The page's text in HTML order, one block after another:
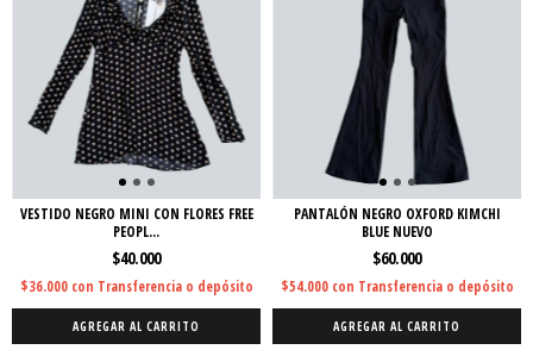
VESTIDO NEGRO MINI CON FLORES FREE
PEOPL...
$40.000
$36.000 con Transferencia o depósito
AGREGAR AL CARRITO
PANTALÓN NEGRO OXFORD KIMCHI
BLUE NUEVO
$60.000
$54.000 con Transferencia o depósito
AGREGAR AL CARRITO